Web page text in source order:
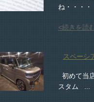
ね・・・・
<続きを読
スペーシ
初めて当
スタム ...